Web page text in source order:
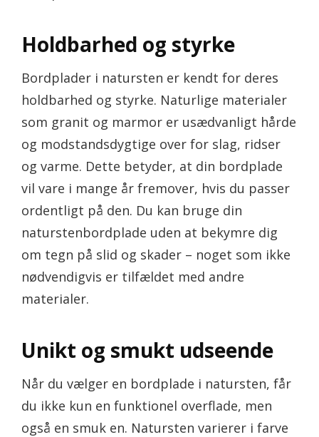
Holdbarhed og styrke
Bordplader i natursten er kendt for deres
holdbarhed og styrke. Naturlige materialer
som granit og marmor er usædvanligt hårde
og modstandsdygtige over for slag, ridser
og varme. Dette betyder, at din bordplade
vil vare i mange år fremover, hvis du passer
ordentligt på den. Du kan bruge din
naturstenbordplade uden at bekymre dig
om tegn på slid og skader – noget som ikke
nødvendigvis er tilfældet med andre
materialer.
Unikt og smukt udseende
Når du vælger en bordplade i natursten, får
du ikke kun en funktionel overflade, men
også en smuk en. Natursten varierer i farve